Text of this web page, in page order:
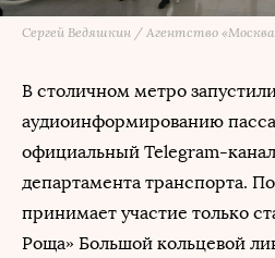
Сергей Ведяшкин / Агентство
В столичном метро
аудиоинформированию
официальный Telegram-
департамента транспорта.
принимает участие только
Роща» Большой кольцевой